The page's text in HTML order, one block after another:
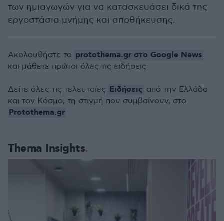
των ημιαγωγών για να κατασκευάσει δικά της
εργοστάσια μνήμης και αποθήκευσης.
Thema Insights
Ακολουθήστε το protothema.gr στο Google News
και μάθετε πρώτοι όλες τις ειδήσεις
Δείτε όλες τις τελευταίες Ειδήσεις από την Ελλάδα
και τον Κόσμο, τη στιγμή που συμβαίνουν, στο
Protothema.gr